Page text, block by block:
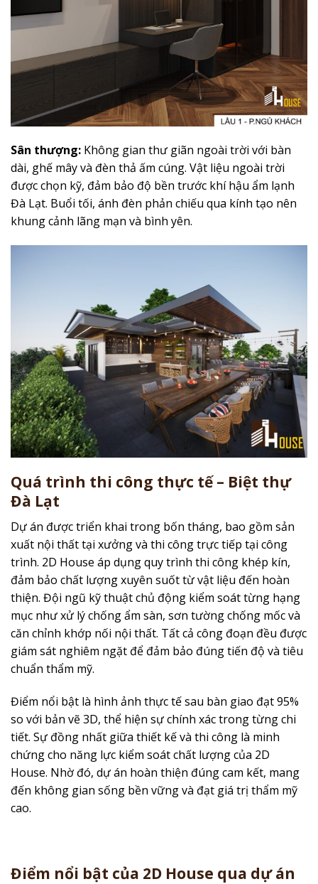
Sân thượng: Không gian thư giãn ngoài trời với bàn
dài, ghế mây và đèn thả ấm cúng. Vật liệu ngoài trời
được chọn kỹ, đảm bảo độ bền trước khí hậu ẩm lạnh
Đà Lạt. Buổi tối, ánh đèn phản chiếu qua kính tạo nên
khung cảnh lãng mạn và bình yên.
Quá trình thi công thực tế – Biệt thự
Đà Lạt
Dự án được triển khai trong bốn tháng, bao gồm sản
xuất nội thất tại xưởng và thi công trực tiếp tại công
trình. 2D House áp dụng quy trình thi công khép kín,
đảm bảo chất lượng xuyên suốt từ vật liệu đến hoàn
thiện. Đội ngũ kỹ thuật chủ động kiểm soát từng hạng
mục như xử lý chống ẩm sàn, sơn tường chống mốc và
căn chỉnh khớp nối nội thất. Tất cả công đoạn đều được
giám sát nghiêm ngặt để đảm bảo đúng tiến độ và tiêu
chuẩn thẩm mỹ.
Điểm nổi bật là hình ảnh thực tế sau bàn giao đạt 95%
so với bản vẽ 3D, thể hiện sự chính xác trong từng chi
tiết. Sự đồng nhất giữa thiết kế và thi công là minh
chứng cho năng lực kiểm soát chất lượng của 2D
House. Nhờ đó, dự án hoàn thiện đúng cam kết, mang
đến không gian sống bền vững và đạt giá trị thẩm mỹ
cao.
Điểm nổi bật của 2D House qua dự án